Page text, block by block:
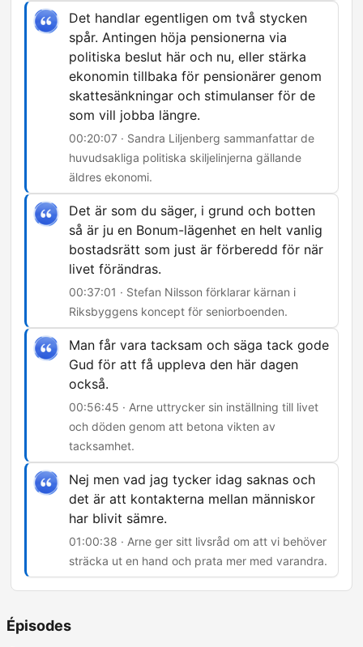
Det handlar egentligen om två stycken
spår. Antingen höja pensionerna via
politiska beslut här och nu, eller stärka
ekonomin tillbaka för pensionärer genom
skattesänkningar och stimulanser för de
som vill jobba längre.
00:20:07 · Sandra Liljenberg sammanfattar de
huvudsakliga politiska skiljelinjerna gällande
äldres ekonomi.
Det är som du säger, i grund och botten
så är ju en Bonum-lägenhet en helt vanlig
bostadsrätt som just är förberedd för när
livet förändras.
00:37:01 · Stefan Nilsson förklarar kärnan i
Riksbyggens koncept för seniorboenden.
Man får vara tacksam och säga tack gode
Gud för att få uppleva den här dagen
också.
00:56:45 · Arne uttrycker sin inställning till livet
och döden genom att betona vikten av
tacksamhet.
Nej men vad jag tycker idag saknas och
det är att kontakterna mellan människor
har blivit sämre.
01:00:38 · Arne ger sitt livsråd om att vi behöver
sträcka ut en hand och prata mer med varandra.
Épisodes